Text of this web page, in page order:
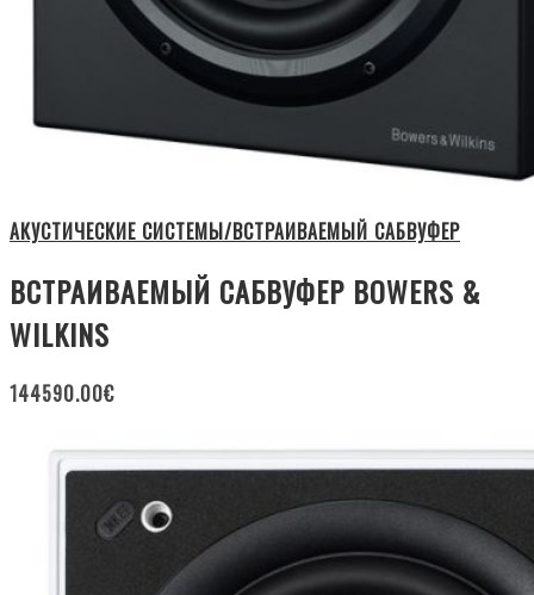
АКУСТИЧЕСКИЕ СИСТЕМЫ/ВСТРАИВАЕМЫЙ САБВУФЕР
ВСТРАИВАЕМЫЙ САБВУФЕР BOWERS &
WILKINS
144590.00€